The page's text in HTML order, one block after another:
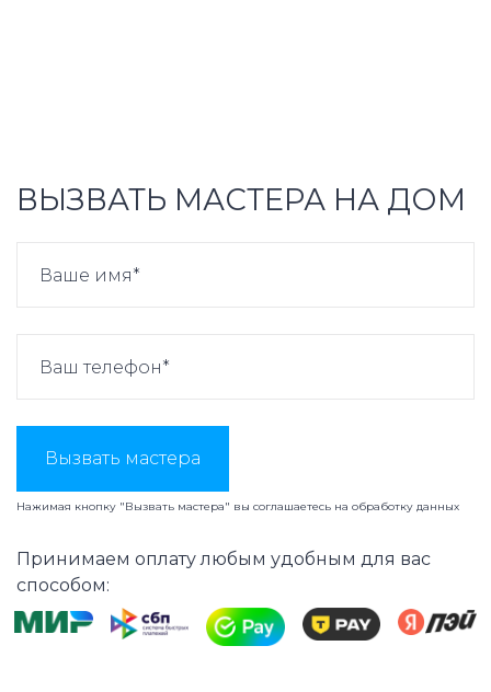
ВЫЗВАТЬ МАСТЕРА НА ДОМ
Вызвать мастера
Нажимая кнопку "Вызвать мастера" вы соглашаетесь на обработку данных
Принимаем оплату любым удобным для вас
способом: